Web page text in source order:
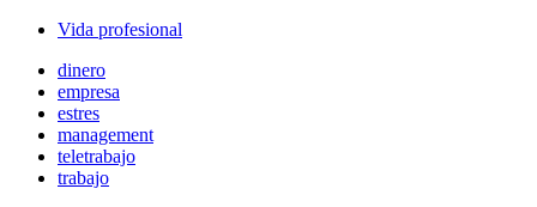
Vida profesional
dinero
empresa
estres
management
teletrabajo
trabajo